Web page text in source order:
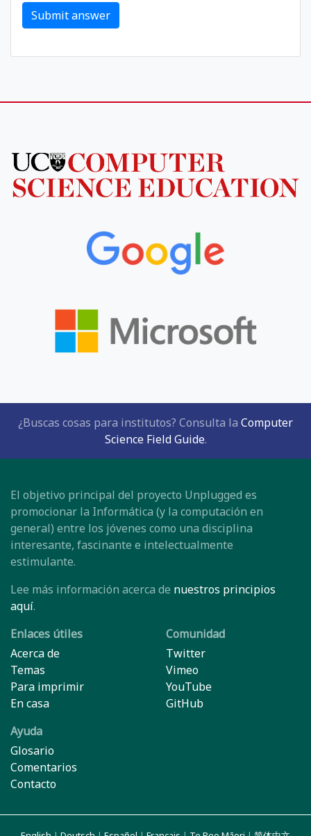
Submit answer
¿Buscas cosas para institutos? Consulta la Computer
Science Field Guide.
El objetivo principal del proyecto Unplugged es
promocionar la Informática (y la computación en
general) entre los jóvenes como una disciplina
interesante, fascinante e intelectualmente
estimulante.
Lee más información acerca de nuestros principios
aquí.
Enlaces útiles
Acerca de
Temas
Para imprimir
En casa
Comunidad
Twitter
Vimeo
YouTube
GitHub
Ayuda
Glosario
Comentarios
Contacto